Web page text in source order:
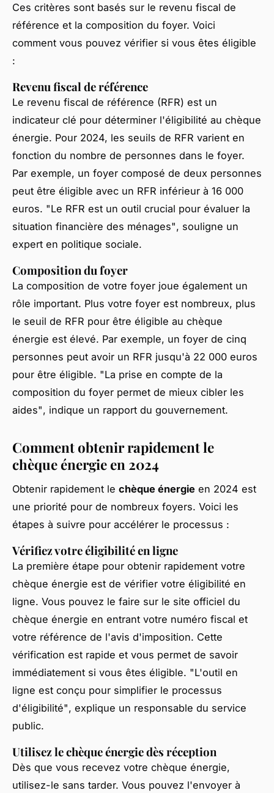
Ces critères sont basés sur le revenu fiscal de
référence et la composition du foyer. Voici
comment vous pouvez vérifier si vous êtes éligible
:
Revenu fiscal de référence
Le revenu fiscal de référence (RFR) est un
indicateur clé pour déterminer l'éligibilité au chèque
énergie. Pour 2024, les seuils de RFR varient en
fonction du nombre de personnes dans le foyer.
Par exemple, un foyer composé de deux personnes
peut être éligible avec un RFR inférieur à 16 000
euros. "Le RFR est un outil crucial pour évaluer la
situation financière des ménages", souligne un
expert en politique sociale.
Composition du foyer
La composition de votre foyer joue également un
rôle important. Plus votre foyer est nombreux, plus
le seuil de RFR pour être éligible au chèque
énergie est élevé. Par exemple, un foyer de cinq
personnes peut avoir un RFR jusqu'à 22 000 euros
pour être éligible. "La prise en compte de la
composition du foyer permet de mieux cibler les
aides", indique un rapport du gouvernement.
Comment obtenir rapidement le
chèque énergie en 2024
Obtenir rapidement le chèque énergie en 2024 est
une priorité pour de nombreux foyers. Voici les
étapes à suivre pour accélérer le processus :
Vérifiez votre éligibilité en ligne
La première étape pour obtenir rapidement votre
chèque énergie est de vérifier votre éligibilité en
ligne. Vous pouvez le faire sur le site officiel du
chèque énergie en entrant votre numéro fiscal et
votre référence de l'avis d'imposition. Cette
vérification est rapide et vous permet de savoir
immédiatement si vous êtes éligible. "L'outil en
ligne est conçu pour simplifier le processus
d'éligibilité", explique un responsable du service
public.
Utilisez le chèque énergie dès réception
Dès que vous recevez votre chèque énergie,
utilisez-le sans tarder. Vous pouvez l'envoyer à